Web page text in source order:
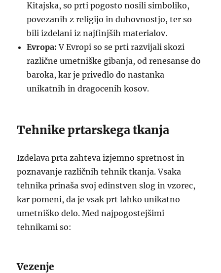
Kitajska, so prti pogosto nosili simboliko,
povezanih z religijo in duhovnostjo, ter so
bili izdelani iz najfinjših materialov.
Evropa: V Evropi so se prti razvijali skozi
različne umetniške gibanja, od renesanse do
baroka, kar je privedlo do nastanka
unikatnih in dragocenih kosov.
Tehnike prtarskega tkanja
Izdelava prta zahteva izjemno spretnost in
poznavanje različnih tehnik tkanja. Vsaka
tehnika prinaša svoj edinstven slog in vzorec,
kar pomeni, da je vsak prt lahko unikatno
umetniško delo. Med najpogostejšimi
tehnikami so:
Vezenje